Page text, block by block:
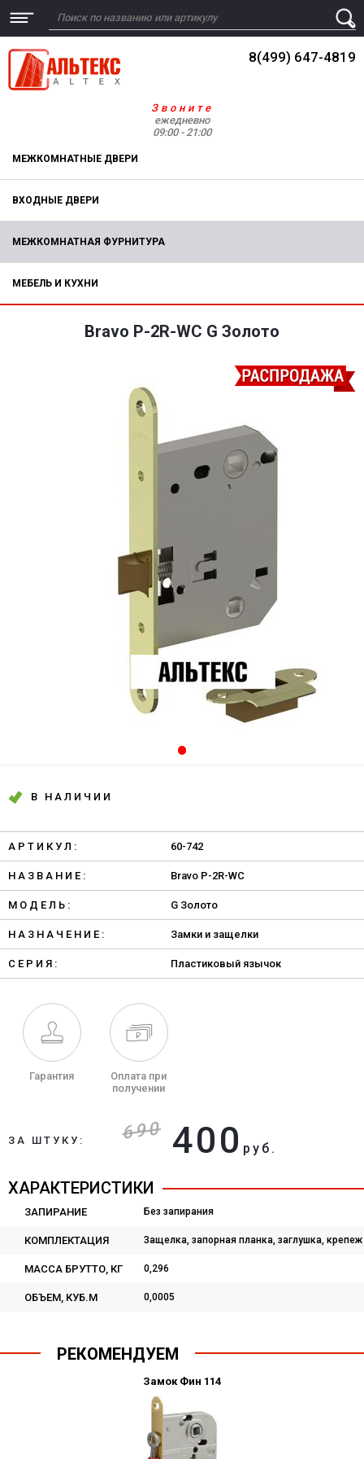
8(499) 647-4819
Звоните
ежедневно
09:00 - 21:00
МЕЖКОМНАТНЫЕ ДВЕРИ
ВХОДНЫЕ ДВЕРИ
МЕЖКОМНАТНАЯ ФУРНИТУРА
МЕБЕЛЬ И КУХНИ
Bravo P-2R-WC G Золото
В НАЛИЧИИ
АРТИКУЛ: 60-742
НАЗВАНИЕ: Bravo P-2R-WC
МОДЕЛЬ: G Золото
НАЗНАЧЕНИЕ: Замки и защелки
СЕРИЯ: Пластиковый язычок
Гарантия
Оплата при
получении
ЗА ШТУКУ: 690 400 руб.
ХАРАКТЕРИСТИКИ
ЗАПИРАНИЕ Без запирания
КОМПЛЕКТАЦИЯ Защелка, запорная планка, заглушка, крепеж
МАССА БРУТТО, КГ 0,296
ОБЪЕМ, КУБ.М 0,0005
РЕКОМЕНДУЕМ
Замок Фин 114